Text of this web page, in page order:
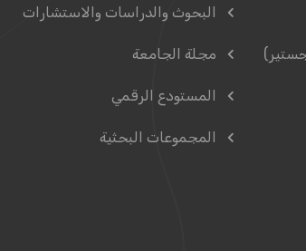
البحوث والدراسات والاستشارات
مجلة الجامعة
المستودع الرقمي
المجموعات البحثية